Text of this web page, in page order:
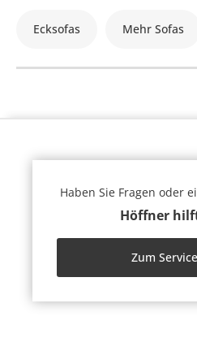
Ecksofas Mehr Sofas
Haben Sie Fragen oder
Höffner
Zum